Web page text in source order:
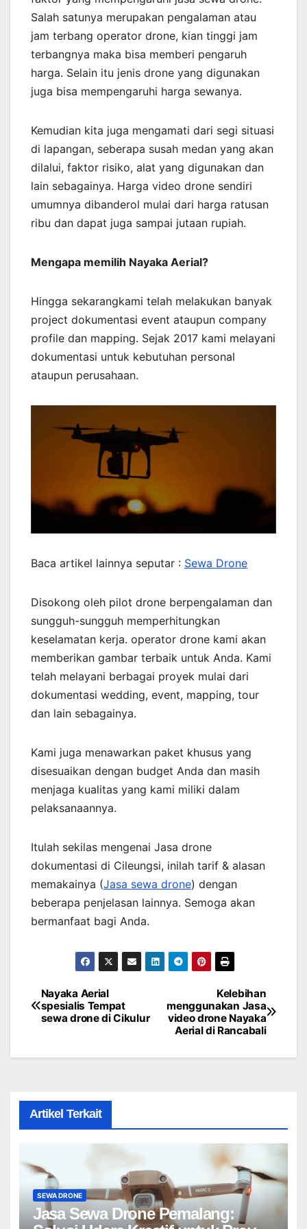
Salah satunya merupakan pengalaman atau
jam terbang operator drone, kian tinggi jam
terbangnya maka bisa memberi pengaruh
harga. Selain itu jenis drone yang digunakan
juga bisa mempengaruhi harga sewanya.
Kemudian kita juga mengamati dari segi situasi
di lapangan, seberapa susah medan yang akan
dilalui, faktor risiko, alat yang digunakan dan
lain sebagainya. Harga video drone sendiri
umumnya dibanderol mulai dari harga ratusan
ribu dan dapat juga sampai jutaan rupiah.
Mengapa memilih Nayaka Aerial?
Hingga sekarangkami telah melakukan banyak
project dokumentasi event ataupun company
profile dan mapping. Sejak 2017 kami melayani
dokumentasi untuk kebutuhan personal
ataupun perusahaan.
Baca artikel lainnya seputar : Sewa Drone
Disokong oleh pilot drone berpengalaman dan
sungguh-sungguh memperhitungkan
keselamatan kerja. operator drone kami akan
memberikan gambar terbaik untuk Anda. Kami
telah melayani berbagai proyek mulai dari
dokumentasi wedding, event, mapping, tour
dan lain sebagainya.
Kami juga menawarkan paket khusus yang
disesuaikan dengan budget Anda dan masih
menjaga kualitas yang kami miliki dalam
pelaksanaannya.
Itulah sekilas mengenai Jasa drone
dokumentasi di Cileungsi, inilah tarif & alasan
memakainya (Jasa sewa drone) dengan
beberapa penjelasan lainnya. Semoga akan
bermanfaat bagi Anda.
Post
navigation
Kelebihan
menggunakan Jasa
video drone Nayaka
Aerial di Rancabali
Nayaka Aerial
spesialis Tempat
sewa drone di Cikulur
Artikel Terkait
SEWA DRONE
Jasa Sewa Drone Pemalang: